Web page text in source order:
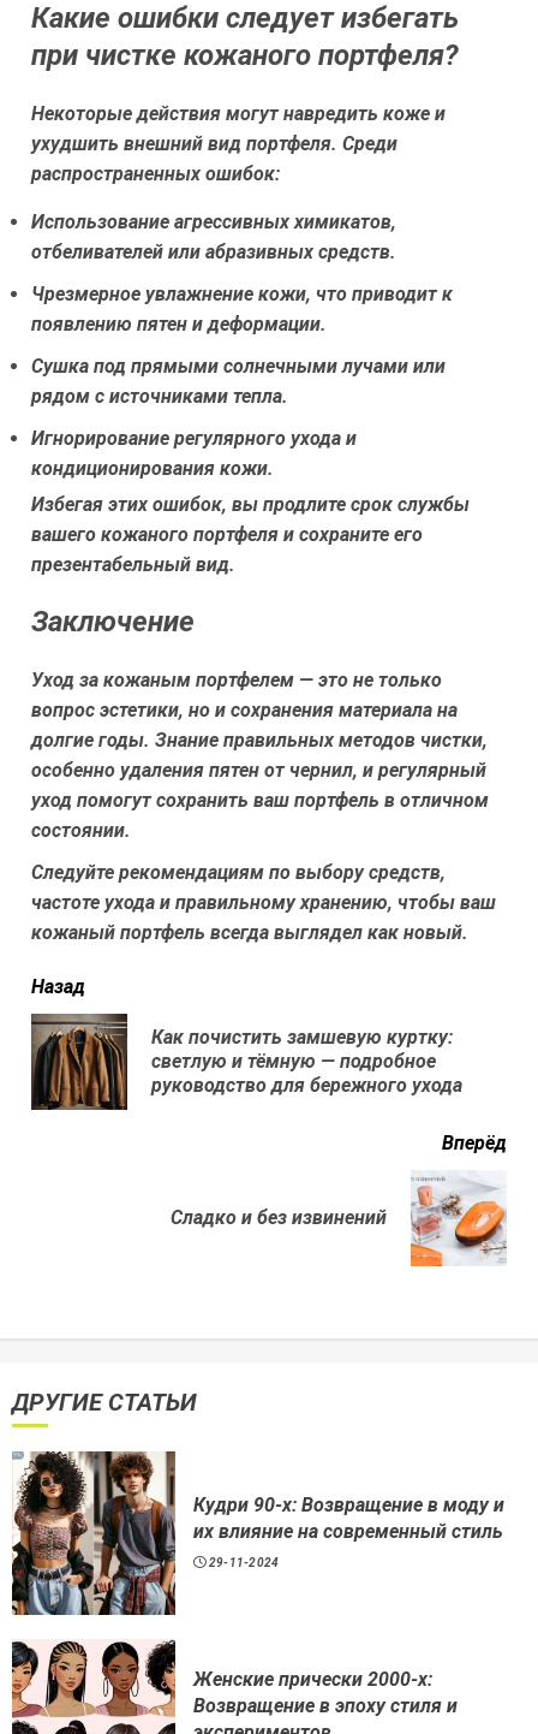
Какие ошибки следует избегать
при чистке кожаного портфеля?
Некоторые действия могут навредить коже и
ухудшить внешний вид портфеля. Среди
распространенных ошибок:
Использование агрессивных химикатов,
отбеливателей или абразивных средств.
Чрезмерное увлажнение кожи, что приводит к
появлению пятен и деформации.
Сушка под прямыми солнечными лучами или
рядом с источниками тепла.
Игнорирование регулярного ухода и
кондиционирования кожи.
Избегая этих ошибок, вы продлите срок службы
вашего кожаного портфеля и сохраните его
презентабельный вид.
Заключение
Уход за кожаным портфелем — это не только
вопрос эстетики, но и сохранения материала на
долгие годы. Знание правильных методов чистки,
особенно удаления пятен от чернил, и регулярный
уход помогут сохранить ваш портфель в отличном
состоянии.
Следуйте рекомендациям по выбору средств,
частоте ухода и правильному хранению, чтобы ваш
кожаный портфель всегда выглядел как новый.
читать
еще
Назад
Как почистить замшевую куртку:
светлую и тёмную — подробное
руководство для бережного ухода
Вперёд
Сладко и без извинений
ДРУГИЕ СТАТЬИ
Кудри 90-х: Возвращение в моду и
их влияние на современный стиль
29-11-2024
Женские прически 2000-х:
Возвращение в эпоху стиля и